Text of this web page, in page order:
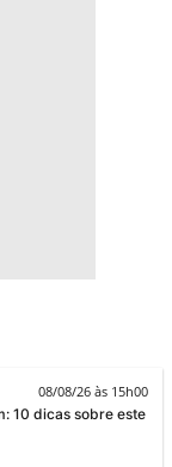
08/08/26 às 15h00
10 dicas sobre este